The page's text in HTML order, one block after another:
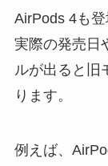
AirPods 4も登
実際の発売日
ルが出ると旧
ります。
例えば、